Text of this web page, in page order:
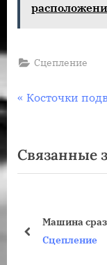
Сцепление
записям
П
д
ы
щ
Косточки
Связанные
Машина
Сцепление
пред